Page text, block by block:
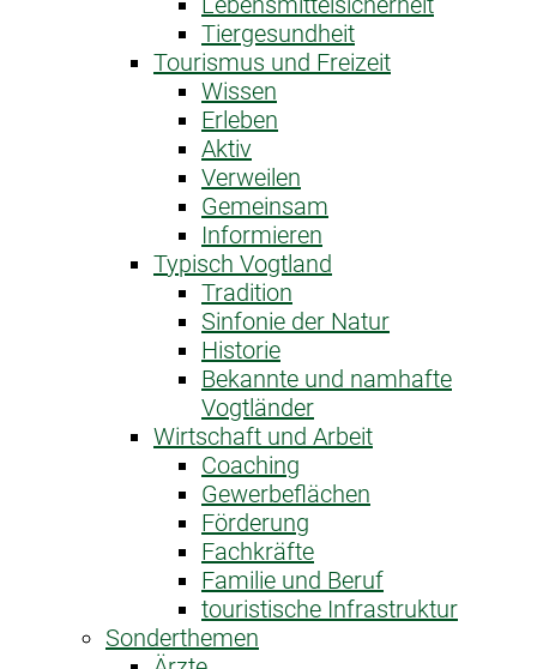
Tiergesundheit
Tourismus und Freizeit
Wissen
Erleben
Aktiv
Verweilen
Gemeinsam
Informieren
Typisch Vogtland
Tradition
Sinfonie der Natur
Historie
Bekannte und namhafte
Vogtländer
Wirtschaft und Arbeit
Coaching
Gewerbeflächen
Förderung
Fachkräfte
Familie und Beruf
touristische Infrastruktur
Sonderthemen